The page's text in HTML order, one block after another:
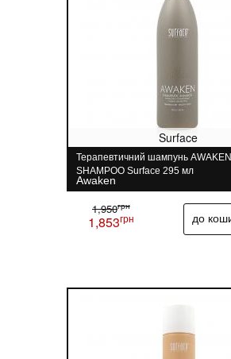
Surface
Терапевтичний шампунь AWAKEN
SHAMPOO Surface 295 мл
Awaken
1,950грн
1,853грн